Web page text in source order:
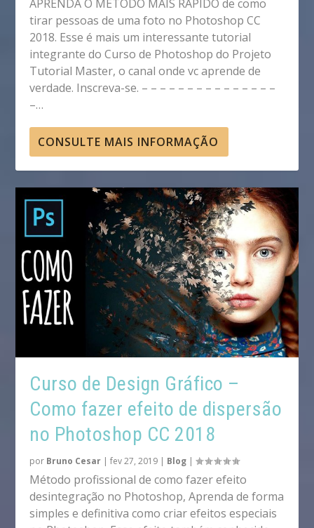
APRENDA O MÉTODO MAIS RÁPIDO de como
tirar pessoas de uma foto no Photoshop CC
2018. Esse é mais um interessante tutorial
integrante do Curso de Photoshop do Projeto
Tutorial Master, o canal onde vc aprende de
verdade. Inscreva-se. – – – – – – – – – – – – – – –
–…
CONSULTE MAIS INFORMAÇÃO
Curso de Design Gráfico –
Como fazer efeito de dispersão
no Photoshop CC 2018
por Bruno Cesar |fev 27, 2019 | Blog |
Método profissional de como fazer efeito
desintegração no Photoshop, Aprenda de forma
simples e definitiva como criar efeitos especiais